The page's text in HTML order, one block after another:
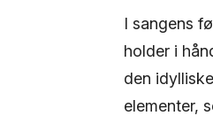
I sangens
holder i
den
elementer,